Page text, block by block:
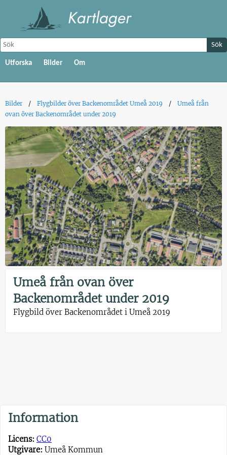
Sök
Utforska Bilder Om
Bilder Flygbilder över Backenområdet Umeå 2019
Umeå från
ovan över Backenområdet under 2019
Umeå från ovan över
Backenområdet under 2019
Flygbild över Backenområdet i Umeå 2019
Information
Licens: CC0
Utgivare: Umeå Kommun